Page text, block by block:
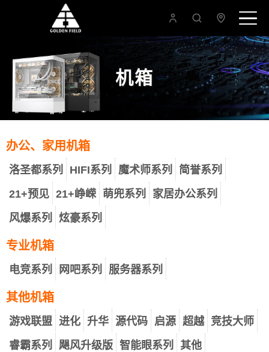
机箱
办公、家用机箱
洛圣都系列 HIFI系列 魔术师系列
简誉系列
21+预见 21+峥嵘 萌兜系列
家居办公系列
风爆系列
炫豪系列
专业机箱
电竞系列 网吧系列 服务器系列
其他机箱
游戏联盟 进化 升华 源代码 启源 超越 竞技大师
睿霸系列
飓风升级版 智能眼系列 其他